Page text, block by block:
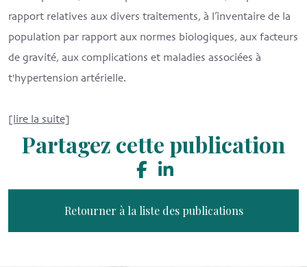
rapport relatives aux divers traitements, à l’inventaire de la
population par rapport aux normes biologiques, aux facteurs
de gravité, aux complications et maladies associées à
t'hypertension artérielle.
[lire la suite]
Partagez cette publication
Retourner à la liste des publications